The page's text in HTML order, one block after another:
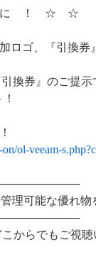
！ ☆ ☆
ロゴ、『引換券
換券』のご提示
ol-veeam-
理可能な優れ
からでもご視聴